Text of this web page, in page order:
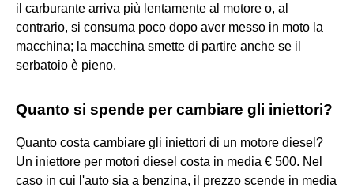
il carburante arriva più lentamente al motore o, al
contrario, si consuma poco dopo aver messo in moto la
macchina; la macchina smette di partire anche se il
serbatoio è pieno.
Quanto si spende per cambiare gli iniettori?
Quanto costa cambiare gli iniettori di un motore diesel?
Un iniettore per motori diesel costa in media € 500. Nel
caso in cui l'auto sia a benzina, il prezzo scende in media